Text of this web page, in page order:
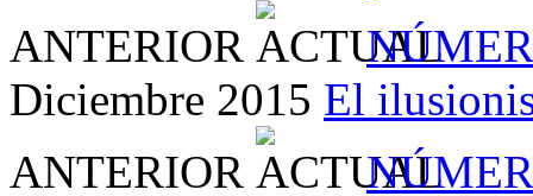
ANTERIOR
Diciembre 2015 El
ANTERIOR